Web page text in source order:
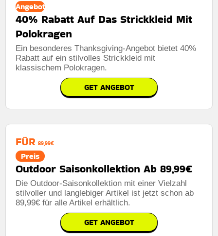
Angebot
40% Rabatt Auf Das Strickkleid Mit
Polokragen
Ein besonderes Thanksgiving-Angebot bietet 40%
Rabatt auf ein stilvolles Strickkleid mit
klassischem Polokragen.
GET ANGEBOT
FÜR 89,99€
Preis
Outdoor Saisonkollektion Ab 89,99€
Die Outdoor-Saisonkollektion mit einer Vielzahl
stilvoller und langlebiger Artikel ist jetzt schon ab
89,99€ für alle Artikel erhältlich.
GET ANGEBOT